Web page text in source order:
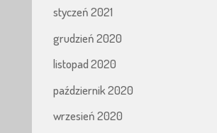
styczeń 2021
grudzień 2020
listopad 2020
październik 2020
wrzesień 2020